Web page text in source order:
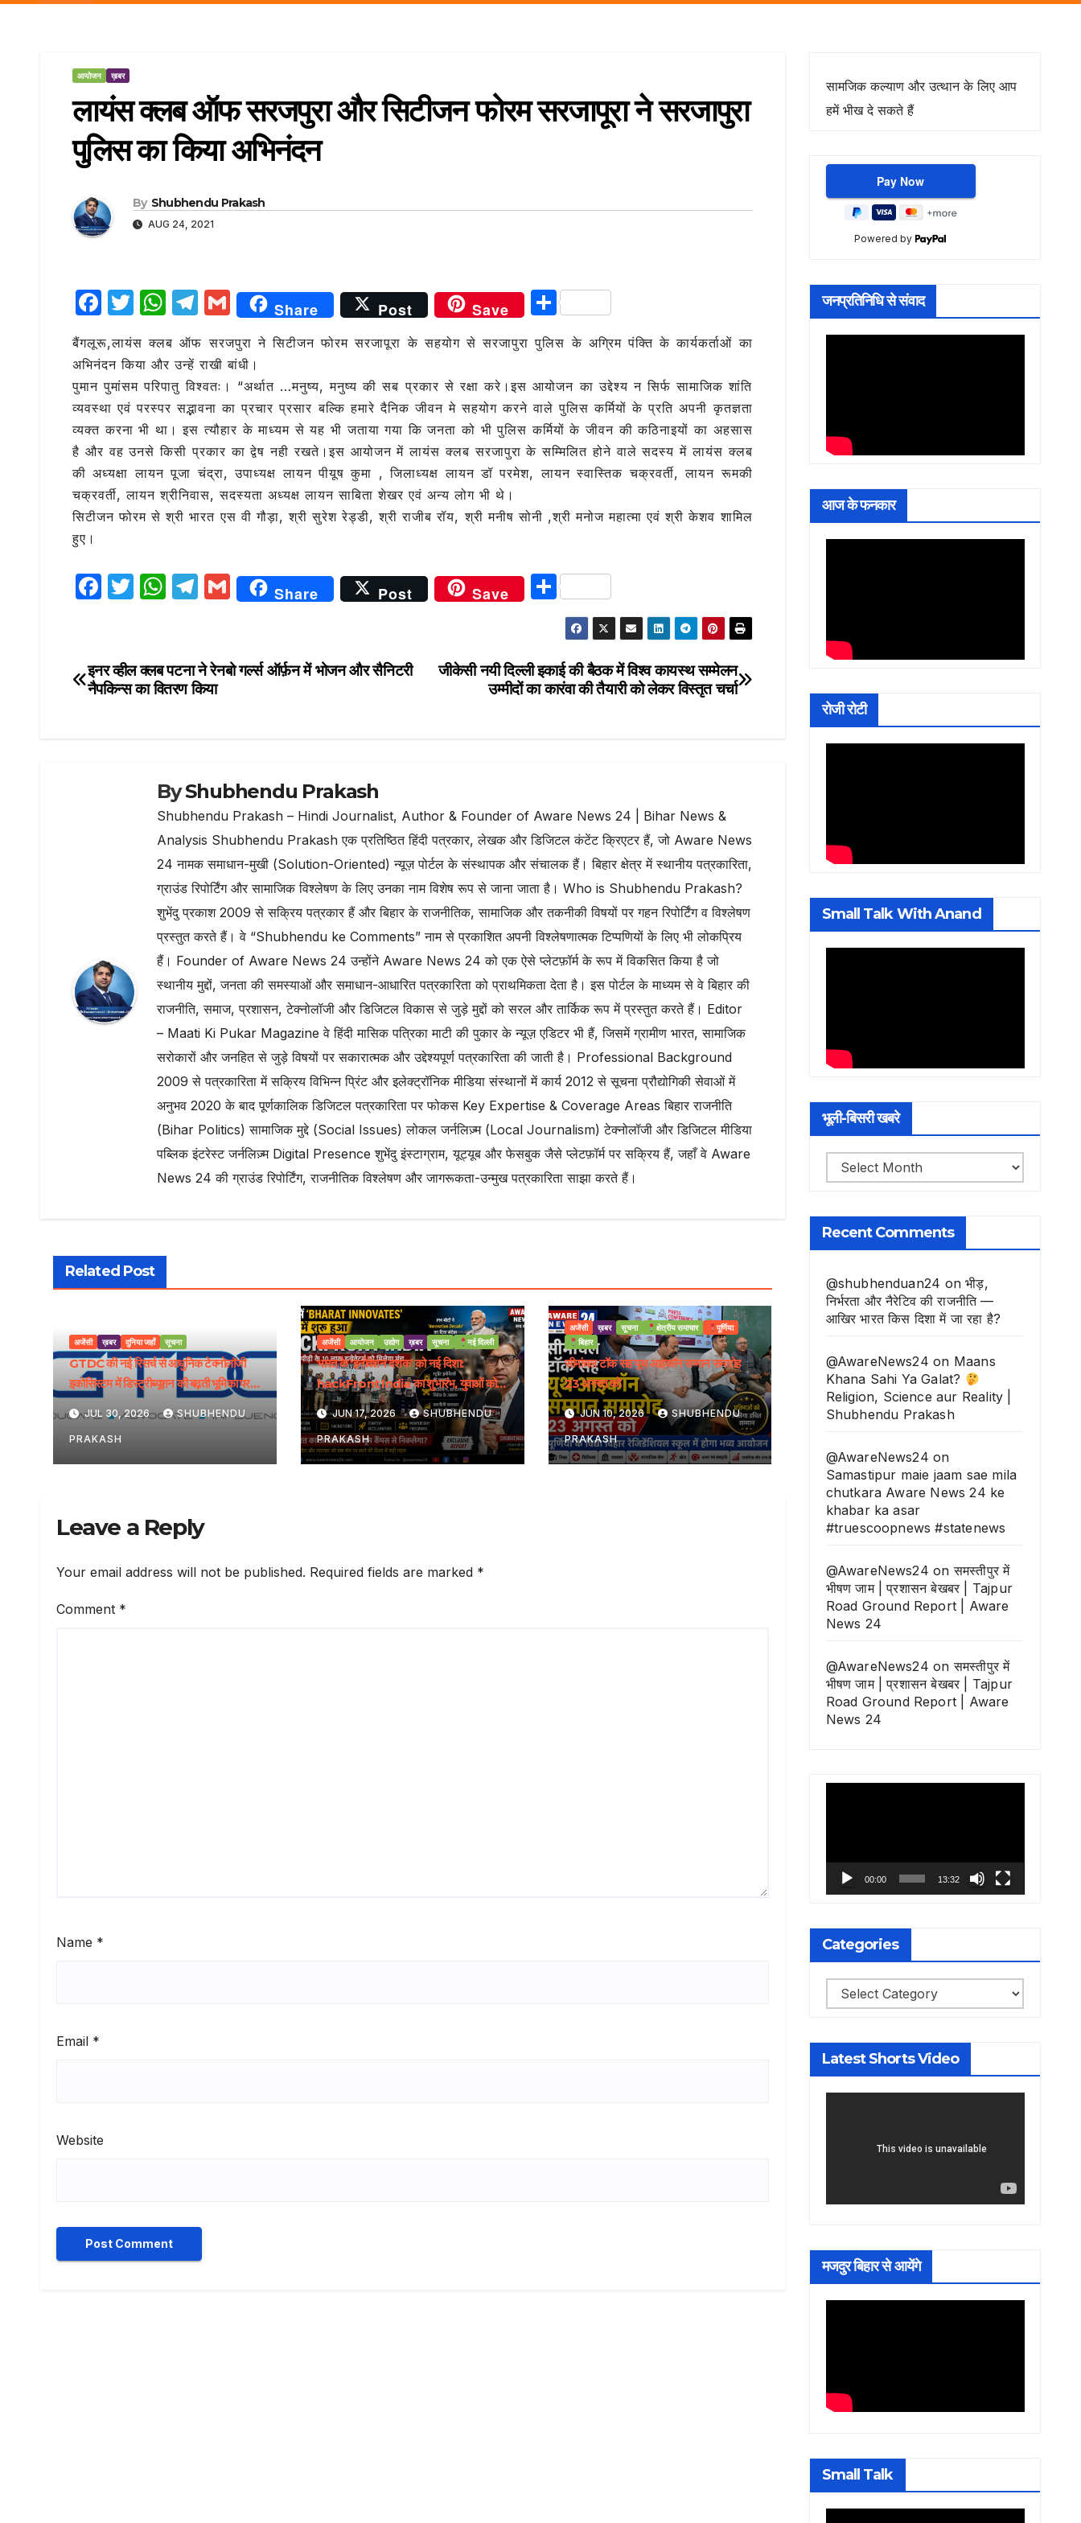
आयोजन ख़बर
लायंस क्लब ऑफ सरजपुरा और सिटीजन फोरम सरजापूरा ने सरजापुरा
पुलिस का किया अभिनंदन
By Shubhendu Prakash
AUG 24, 2021
F
c
e
b
o
o
k
T
it
te
r
W
at
s
A
p
p
T
e
g
ra
m
G
m
ai
l
Share Post Save
S
ar
e
बैंगलूरू,लायंस क्लब ऑफ सरजपुरा ने सिटीजन फोरम सरजापूरा के सहयोग से सरजापुरा पुलिस के अग्रिम पंक्ति के कार्यकर्ताओं का
अभिनंदन किया और उन्हें राखी बांधी।
पुमान पुमांसम परिपातु विश्वतः। “अर्थात …मनुष्य, मनुष्य की सब प्रकार से रक्षा करे।इस आयोजन का उद्देश्य न सिर्फ सामाजिक शांति
व्यवस्था एवं परस्पर सद्भावना का प्रचार प्रसार बल्कि हमारे दैनिक जीवन मे सहयोग करने वाले पुलिस कर्मियों के प्रति अपनी कृतज्ञता
व्यक्त करना भी था। इस त्यौहार के माध्यम से यह भी जताया गया कि जनता को भी पुलिस कर्मियों के जीवन की कठिनाइयों का अहसास
है और वह उनसे किसी प्रकार का द्वेष नही रखते।इस आयोजन में लायंस क्लब सरजापुरा के सम्मिलित होने वाले सदस्य में लायंस क्लब
की अध्यक्षा लायन पूजा चंद्रा, उपाध्यक्ष लायन पीयूष कुमा , जिलाध्यक्ष लायन डॉ परमेश, लायन स्वास्तिक चक्रवर्ती, लायन रूमकी
चक्रवर्ती, लायन श्रीनिवास, सदस्यता अध्यक्ष लायन साबिता शेखर एवं अन्य लोग भी थे।
सिटीजन फोरम से श्री भारत एस वी गौड़ा, श्री सुरेश रेड्डी, श्री राजीब रॉय, श्री मनीष सोनी ,श्री मनोज महात्मा एवं श्री केशव शामिल
हुए।
F
e
b
T
te
r
W
s
A
T
g
ra
G
m
l
Share Post Save
S
h
ar
e
Post
जीकेसी नयी दिल्ली इकाई की बैठक में विश्व कायस्थ सम्मेलन
उम्मीदों का कारंवा की तैयारी को लेकर विस्तृत चर्चा
इनर व्हील क्लब पटना ने रेनबो गर्ल्स ऑर्फ़न में भोजन और सैनिटरी
नैपकिन्स का वितरण किया
ByShubhendu Prakash
Shubhendu Prakash – Hindi Journalist, Author & Founder of Aware News 24 | Bihar News &
Analysis Shubhendu Prakash एक प्रतिष्ठित हिंदी पत्रकार, लेखक और डिजिटल कंटेंट क्रिएटर हैं, जो Aware News
24 नामक समाधान-मुखी (Solution-Oriented) न्यूज़ पोर्टल के संस्थापक और संचालक हैं। बिहार क्षेत्र में स्थानीय पत्रकारिता,
ग्राउंड रिपोर्टिंग और सामाजिक विश्लेषण के लिए उनका नाम विशेष रूप से जाना जाता है। Who is Shubhendu Prakash?
शुभेंदु प्रकाश 2009 से सक्रिय पत्रकार हैं और बिहार के राजनीतिक, सामाजिक और तकनीकी विषयों पर गहन रिपोर्टिंग व विश्लेषण
प्रस्तुत करते हैं। वे “Shubhendu ke Comments” नाम से प्रकाशित अपनी विश्लेषणात्मक टिप्पणियों के लिए भी लोकप्रिय
हैं। Founder of Aware News 24 उन्होंने Aware News 24 को एक ऐसे प्लेटफ़ॉर्म के रूप में विकसित किया है जो
स्थानीय मुद्दों, जनता की समस्याओं और समाधान-आधारित पत्रकारिता को प्राथमिकता देता है। इस पोर्टल के माध्यम से वे बिहार की
राजनीति, समाज, प्रशासन, टेक्नोलॉजी और डिजिटल विकास से जुड़े मुद्दों को सरल और तार्किक रूप में प्रस्तुत करते हैं। Editor
– Maati Ki Pukar Magazine वे हिंदी मासिक पत्रिका माटी की पुकार के न्यूज़ एडिटर भी हैं, जिसमें ग्रामीण भारत, सामाजिक
सरोकारों और जनहित से जुड़े विषयों पर सकारात्मक और उद्देश्यपूर्ण पत्रकारिता की जाती है। Professional Background
2009 से पत्रकारिता में सक्रिय विभिन्न प्रिंट और इलेक्ट्रॉनिक मीडिया संस्थानों में कार्य 2012 से सूचना प्रौद्योगिकी सेवाओं में
अनुभव 2020 के बाद पूर्णकालिक डिजिटल पत्रकारिता पर फोकस Key Expertise & Coverage Areas बिहार राजनीति
(Bihar Politics) सामाजिक मुद्दे (Social Issues) लोकल जर्नलिज़्म (Local Journalism) टेक्नोलॉजी और डिजिटल मीडिया
पब्लिक इंटरेस्ट जर्नलिज़्म Digital Presence शुभेंदु इंस्टाग्राम, यूट्यूब और फेसबुक जैसे प्लेटफ़ॉर्म पर सक्रिय हैं, जहाँ वे Aware
News 24 की ग्राउंड रिपोर्टिंग, राजनीतिक विश्लेषण और जागरूकता-उन्मुख पत्रकारिता साझा करते हैं।
Related Post
अजेंसी ख़बर दुनिया जहाँ सूचना
GTDC की नई रिसर्च से आधुनिक टेक्नोलॉजी
इकोसिस्टम में डिस्ट्रीब्यूशन की बढ़ती भूमिका पर
JUL 30, 2026 SHUBHENDU
PRAKASH
अजेंसी आयोजन उद्योग ख़बर सूचना नई दिल्ली
भारत के ‘इनोवेशन दशक’ को नई दिशा:
hackFront India का शुभारंभ, युवाओं को
मिलेगा राष्ट्रीय मंच
JUN 17, 2026 SHUBHENDU
PRAKASH
अजेंसी ख़बर सूचना क्षेत्रीय समाचार
पूर्णिया
बिहार
सीमांचल टॉक सह यूथ आइकॉन सम्मान समारोह
23 अगस्त को
JUN 10, 2026 SHUBHENDU
PRAKASH
Leave a Reply
Your email address will not be published. Required fields are marked *
Comment *
Name *
Email *
Website
सामजिक कल्याण और उत्थान के लिए आप
हमें भीख दे सकते हैं
Powered by
जनप्रतिनिधि से संवाद
आज के फनकार
रोजी रोटी
Small Talk With Anand
भूली-बिसरी खबरे
भूली-
बिसरी
Recent Comments
@shubhenduan24 onभीड़,
निर्भरता और नैरेटिव की राजनीति —
आखिर भारत किस दिशा में जा रहा है?
@AwareNews24 on Maans
Khana Sahi Ya Galat?
Religion, Science aur Reality |
Shubhendu Prakash
@AwareNews24 on
Samastipur maie jaam sae mila
chutkara Aware News 24 ke
khabar ka asar
#truescoopnews #statenews
@AwareNews24 onसमस्तीपुर में
भीषण जाम | प्रशासन बेखबर | Tajpur
Road Ground Report | Aware
News 24
@AwareNews24 onसमस्तीपुर में
भीषण जाम | प्रशासन बेखबर | Tajpur
Road Ground Report | Aware
News 24
00:00 13:32
Categories
Categories
Latest Shorts Video
मजदुर बिहार से आयेंगे
Small Talk
r